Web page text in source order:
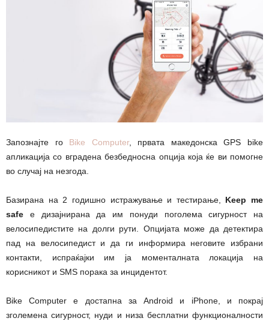
Запознајте го Bike Computer, првата македонска GPS bike
апликација со вградена безбедносна опција која ќе ви помогне
во случај на незгода.
Базирана на 2 годишно истражување и тестирање, Keep me
safe е дизајнирана да им понуди поголема сигурност на
велосипедистите на долги рути. Опцијата може да детектира
пад на велосипедист и да ги информира неговите избрани
контакти, испраќајки им ја моменталната локација на
корисникот и SMS порака за инцидентот.
Bike Computer е достапна за Android и iPhone, и покрај
зголемена сигурност, нуди и низа бесплатни функционалности